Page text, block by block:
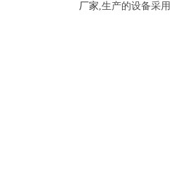
厂家,生产的设备采